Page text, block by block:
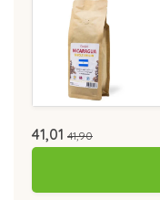
41,01 41,90